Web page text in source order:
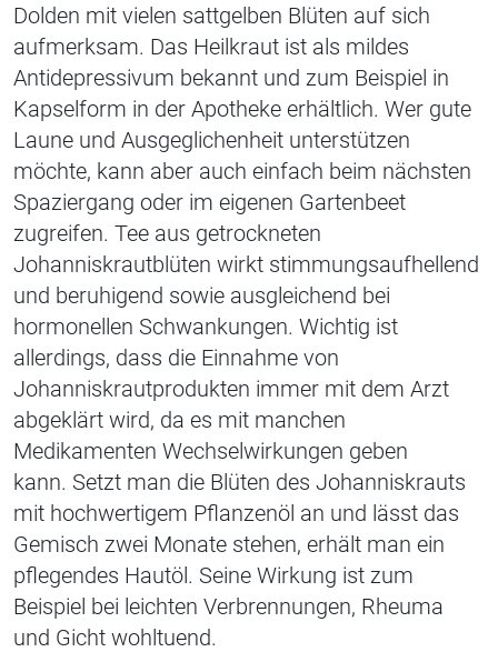
Dolden mit vielen sattgelben Blüten auf sich
aufmerksam. Das Heilkraut ist als mildes
Antidepressivum bekannt und zum Beispiel in
Kapselform in der Apotheke erhältlich. Wer gute
Laune und Ausgeglichenheit unterstützen
möchte, kann aber auch einfach beim nächsten
Spaziergang oder im eigenen Gartenbeet
zugreifen. Tee aus getrockneten
Johanniskrautblüten wirkt stimmungsaufhellend
und beruhigend sowie ausgleichend bei
hormonellen Schwankungen. Wichtig ist
allerdings, dass die Einnahme von
Johanniskrautprodukten immer mit dem Arzt
abgeklärt wird, da es mit manchen
Medikamenten Wechselwirkungen geben
kann. Setzt man die Blüten des Johanniskrauts
mit hochwertigem Pflanzenöl an und lässt das
Gemisch zwei Monate stehen, erhält man ein
pflegendes Hautöl. Seine Wirkung ist zum
Beispiel bei leichten Verbrennungen, Rheuma
und Gicht wohltuend.